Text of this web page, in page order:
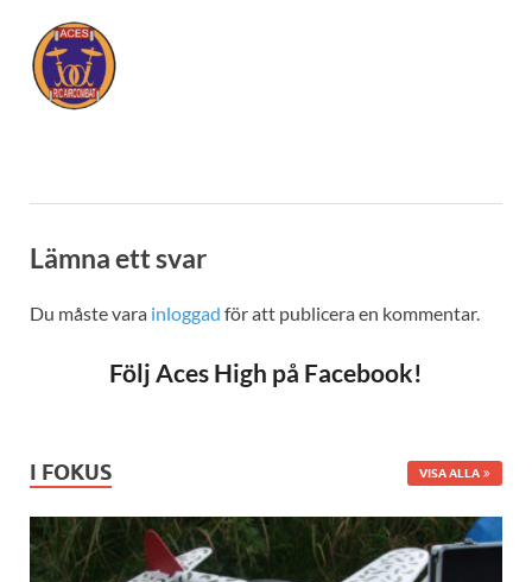
Lämna ett svar
Du måste vara inloggad för att publicera en kommentar.
Följ Aces High på Facebook!
I FOKUS VISA ALLA